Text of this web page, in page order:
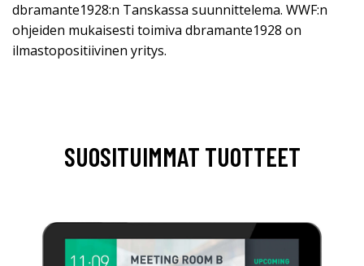
dbramante1928:n Tanskassa suunnittelema. WWF:n
ohjeiden mukaisesti toimiva dbramante1928 on
ilmastopositiivinen yritys.
SUOSITUIMMAT TUOTTEET